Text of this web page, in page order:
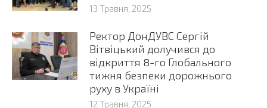
13 Травня, 2025
Ректор ДонДУВС Сергій
Вітвіцький долучився до
відкриття 8-го Глобального
тижня безпеки дорожнього
руху в Україні
12 Травня, 2025